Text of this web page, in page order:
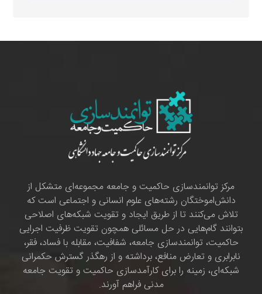
مرکز توانمندسازی حاکمیت و جامعه مجموعه‌ای متشکل از
دانش‌اموختگان رشته‌های علوم انسانی و اجتماعی است که
تلاش می‌کنند تا از طریق ایجاد و تقویت شبکه‌های اصلاحی
بتوانند گام‌هایی در حل مسائلی همچون تقویت ظرفیت اجرایی
حاکمیت، توانمندسازی جامعه، شفافیت، مقابله با فساد، فقر،
نابرابری و تعارض منافع، برداشته و از رهگذر گسترش حکمرانی
شبکه‌ای، زمینه را برای کارآمدسازی حاکمیت و تقویت جامعه
مدنی فراهم آورند.